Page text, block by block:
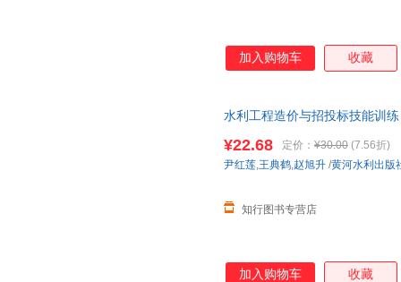
加入购物车 收藏
水利工程造价与招投标技能训
¥22.68 定价： ¥30.00 (7.56折)
知行图书专营店
尹红莲,王典鹤,赵旭升 /黄河水利出版
加入购物车 收藏